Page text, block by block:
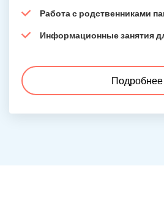
Работа с родственниками
Информационные занятия
Подробнее